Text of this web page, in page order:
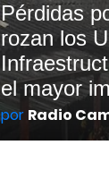
Pérdidas
rozan los
el mayor
por Radio